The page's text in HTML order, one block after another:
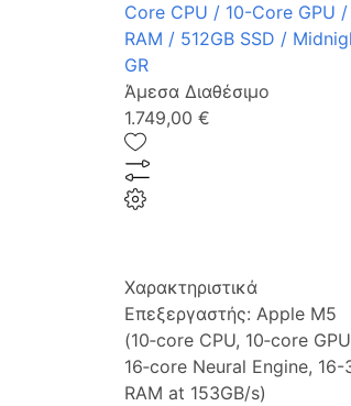
Core CPU / 10-Core GPU /
RAM / 512GB SSD /
GR
Άμεσα Διαθέσιμο
1.749,00 €
Χαρακτηριστικά
Επεξεργαστής: Apple M5
(10‑core CPU, 10‑core
16‑core Neural Engine, 16-
RAM at 153GB/s)